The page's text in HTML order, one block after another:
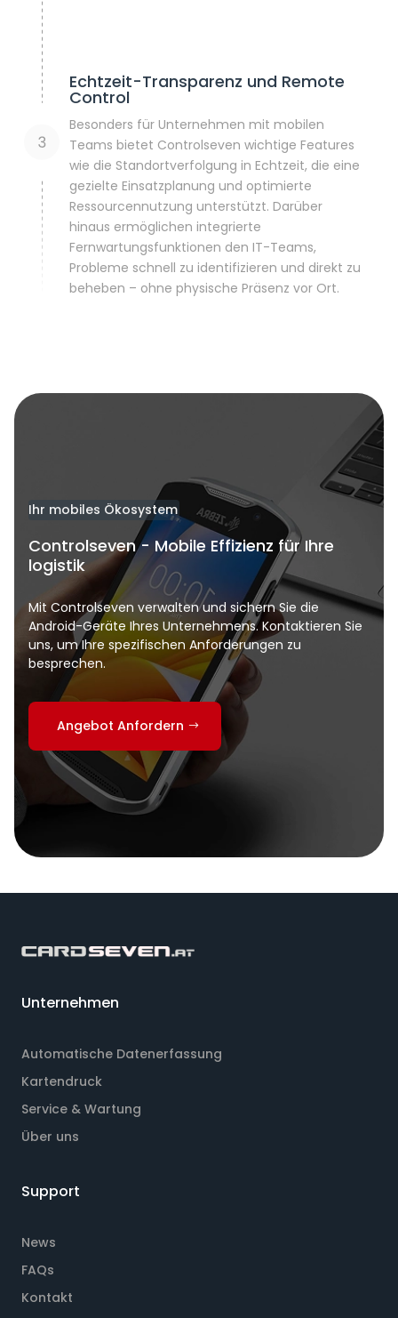
Echtzeit-Transparenz und Remote
Control
Besonders für Unternehmen mit mobilen
Teams bietet Controlseven wichtige Features
wie die Standortverfolgung in Echtzeit, die eine
gezielte Einsatzplanung und optimierte
Ressourcennutzung unterstützt. Darüber
hinaus ermöglichen integrierte
Fernwartungsfunktionen den IT-Teams,
Probleme schnell zu identifizieren und direkt zu
beheben – ohne physische Präsenz vor Ort.
Ihr mobiles Ökosystem
Controlseven - Mobile Effizienz für Ihre
logistik
Mit Controlseven verwalten und sichern Sie die
Android-Geräte Ihres Unternehmens. Kontaktieren Sie
uns, um Ihre spezifischen Anforderungen zu
besprechen.
Angebot Anfordern
Unternehmen
Automatische Datenerfassung
Kartendruck
Service & Wartung
Über uns
Support
News
FAQs
Kontakt